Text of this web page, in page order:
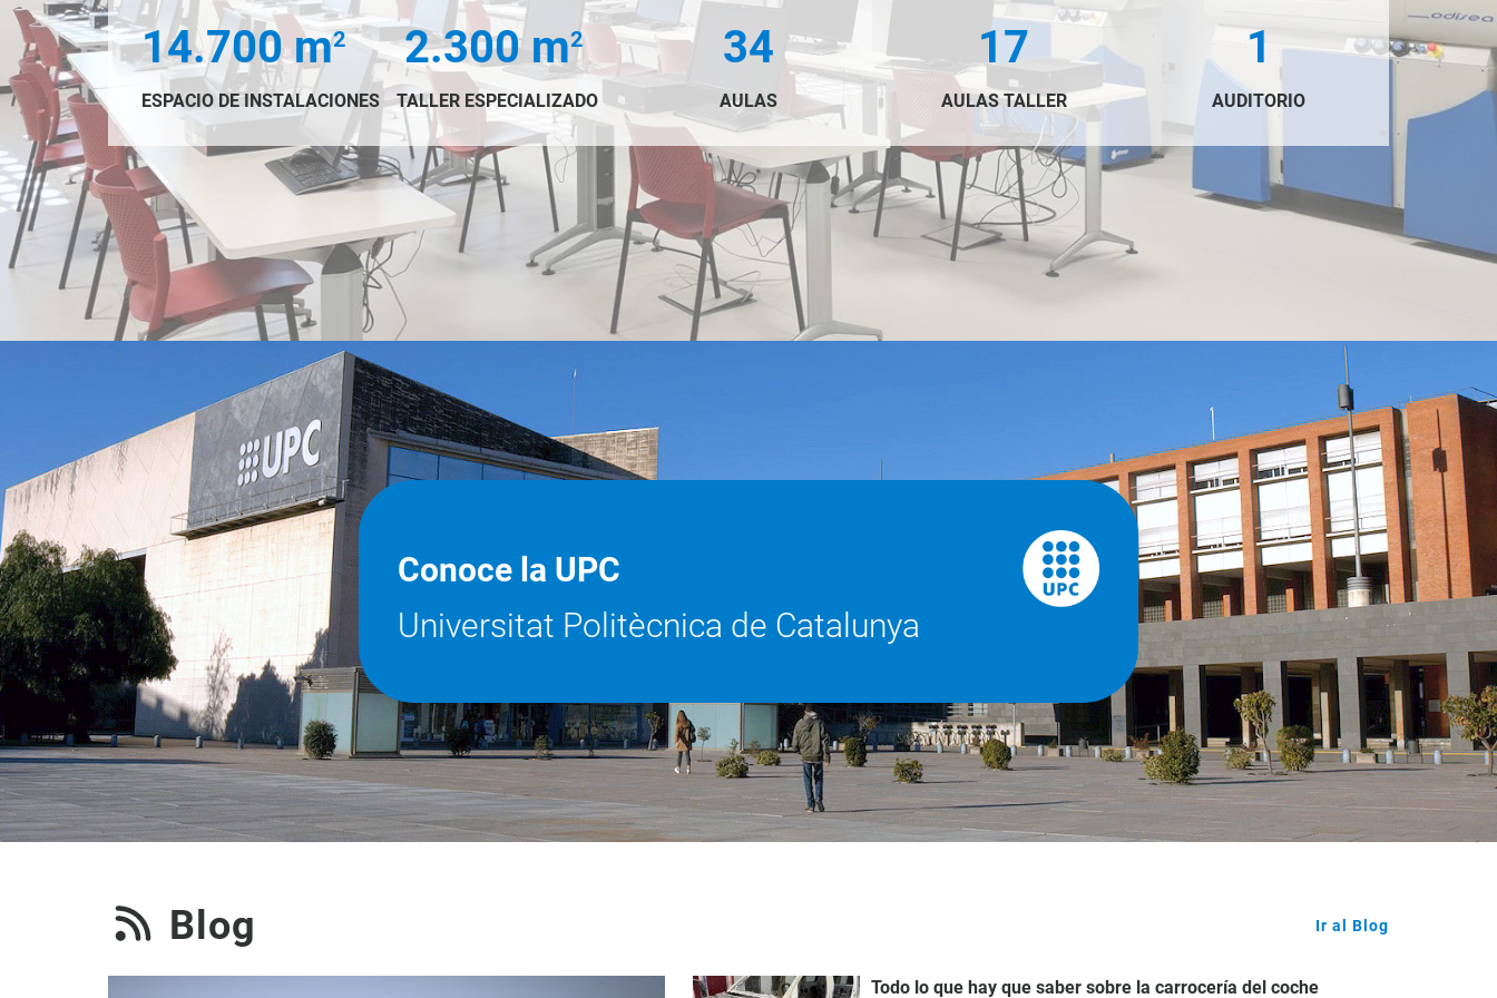
14.700 m2
ESPACIO DE INSTALACIONES
2.300 m2
TALLER ESPECIALIZADO
34
AULAS
17
AULAS TALLER
1
AUDITORIO
Conoce la UPC
Universitat Politècnica de Catalunya
Blog Ir al Blog
Todo lo que hay que saber sobre la carrocería del coche